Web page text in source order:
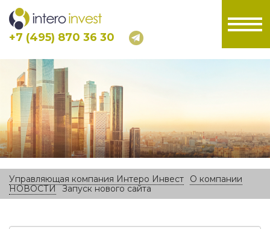
+7 (495) 870 36 30
Управляющая компания Интеро Инвест
О компании
НОВОСТИ Запуск нового сайта